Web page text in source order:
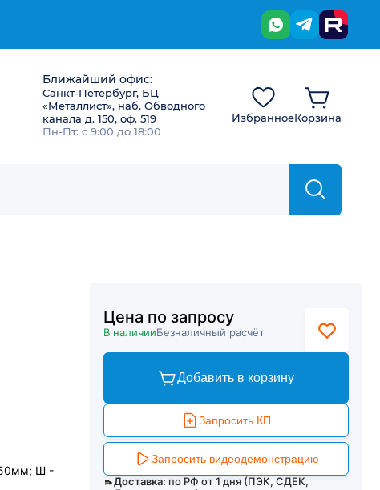
Ближайший офис:
Санкт-Петербург, БЦ
«Металлист», наб. Обводного
канала д. 150, оф. 519
Пн-Пт: с 9:00 до 18:00
ИзбранноеКорзина
Ш -
Цена по запросу
В наличииБезналичный расчёт
Добавить в корзину
Запросить КП
Запросить видеодемонстрацию
Доставка: по РФ от 1 дня (ПЭК, СДЕК,